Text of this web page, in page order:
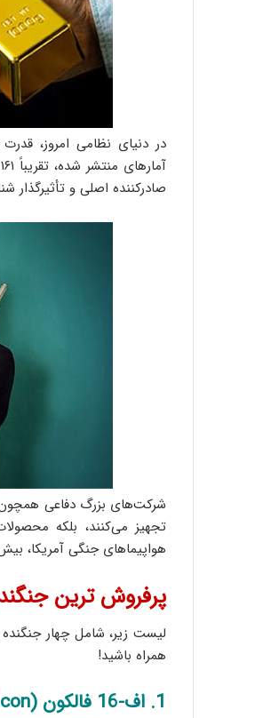
در دنیای نظامی امروز،
صادرکننده اصلی و تأثیرگذار
شرکت‌های بزرگ دفاعی همچون
هواپیماهای جنگی آمریکا،
پرفروش ترین جنگنده
لیست زیر، شامل چهار جنگنده
همراه باشید!
1. اف-16 فالکون (F-16 Falcon) ؛ یکی از پرفروش ترین هواپیماهای جنگی آمریکا